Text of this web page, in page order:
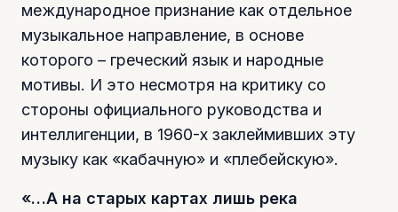
международное признание как отдельное
музыкальное направление, в основе
которого – греческий язык и народные
мотивы. И это несмотря на критику со
стороны официального руководства и
интеллигенции, в 1960-х заклеймивших эту
музыку как «кабачную» и «плебейскую».
«…А на старых картах лишь река